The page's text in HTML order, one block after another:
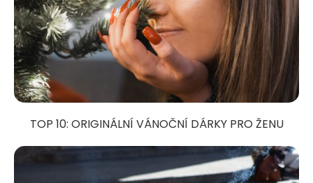
TOP 10: ORIGINÁLNÍ VÁNOČNÍ DÁRKY PRO ŽENU